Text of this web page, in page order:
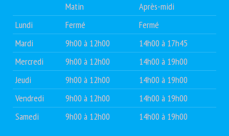
Matin
Après-midi
Lundi
Fermé
Fermé
Mardi
9h00 à 12h00
14h00 à 17h45
Mercredi
9h00 à 12h00
14h00 à 19h00
Jeudi
9h00 à 12h00
14h00 à 19h00
Vendredi
9h00 à 12h00
14h00 à 19h00
Samedi
9h00 à 12h00 14h00 à 19h00